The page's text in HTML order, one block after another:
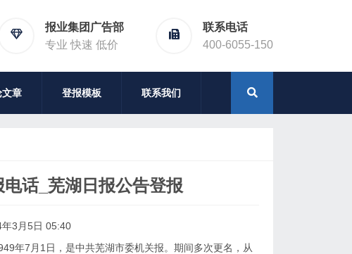
报业集团广告部
专业 快速 低价
联系电话
400-6055-150
文章 登报模板 联系我们
话_芜湖日报公告登报
年3月5日 05:40
年7月1日，是中共芜湖市委机关报。期间多次更名，从